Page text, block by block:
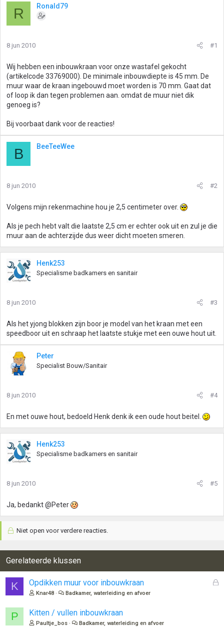
R Ronald79
8 jun 2010 #1
Wij hebben een inbouwkraan voor onze wastafel gekocht
(artikelcode 33769000). De minimale inbouwdiepte is 45 mm. De
muur waar de kraan ingebouwd moet worden is 70 mm. Gaat dat
of loop ik dan tegen problemen aan. omdat de muur niet dik
genoeg is?
Bij voorbaat dank voor de reacties!
B BeeTeeWee
8 jun 2010 #2
Volgens mijn rekenmachine hou je 2,5 centimeter over.
Als je pech hebt valt die laatste 2,5 cm er echter ook uit en zul je die
muur aan de achterzijde dus weer dicht moeten smeren.
Henk253
Specialisme badkamers en sanitair
8 jun 2010 #3
Als het yjong blokken zijn boor je model van het kraan met een
speedboor uit en schraap het laatste stukje met een ouwe hout uit.
Peter
Specialist Bouw/Sanitair
8 jun 2010 #4
En met ouwe hout, bedoeld Henk denk ik een oude hout beitel.
Henk253
Specialisme badkamers en sanitair
8 jun 2010 #5
Ja, bedankt @Peter
Niet open voor verdere reacties.
Gerelateerde klussen
K
G
Opdikken muur voor inbouwkraan
Knar48 Badkamer, waterleiding en afvoer
P Kitten / vullen inbouwkraan
Paultje_bos Badkamer, waterleiding en afvoer